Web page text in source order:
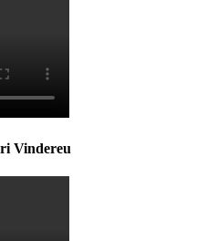
Vindereu